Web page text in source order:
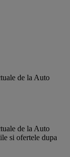
de la Auto
de la Auto
si ofertele dupa